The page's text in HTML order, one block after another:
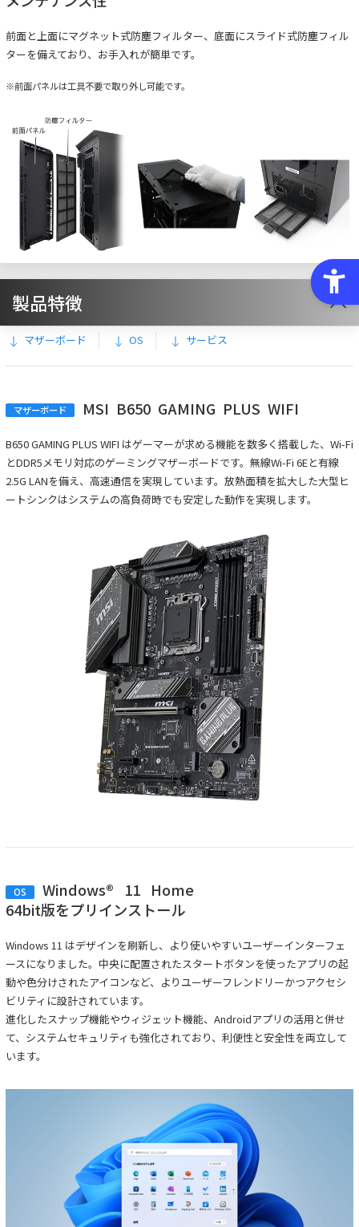
前面と上面にマグネット式防塵フィルター、底面にスライド式防塵フィル
ターを備えており、お手入れが簡単です。
※前面パネルは工具不要で取り外し可能です。
製品特徴
マザーボード OS サービス
マザーボード MSI B650 GAMING PLUS WIFI
B650 GAMING PLUS WIFI はゲーマーが求める機能を数多く搭載した、Wi-Fi
とDDR5メモリ対応のゲーミングマザーボードです。無線Wi-Fi 6Eと有線
2.5G LANを備え、高速通信を実現しています。放熱面積を拡大した大型ヒ
ートシンクはシステムの高負荷時でも安定した動作を実現します。
OS Windows® 11 Home
64bit版をプリインストール
Windows 11 はデザインを刷新し、より使いやすいユーザーインターフェ
ースになりました。中央に配置されたスタートボタンを使ったアプリの起
動や色分けされたアイコンなど、よりユーザーフレンドリーかつアクセシ
ビリティに設計されています。
進化したスナップ機能やウィジェット機能、Androidアプリの活用と併せ
て、システムセキュリティも強化されており、利便性と安全性を両立して
います。